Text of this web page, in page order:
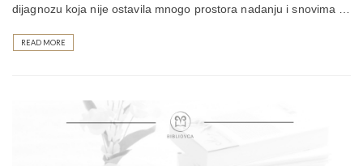
dijagnozu koja nije ostavila mnogo prostora nadanju i snovima …
READ MORE